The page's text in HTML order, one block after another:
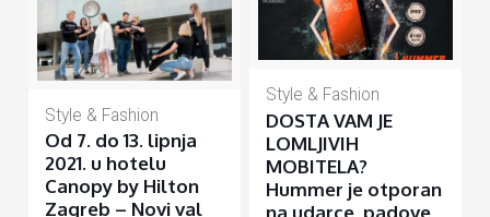
Style & Fashion
Od 7. do 13. lipnja
2021. u hotelu
Canopy by Hilton
Zagreb – Novi val
Style & Fashion
DOSTA VAM JE
LOMLJIVIH
MOBITELA?
Hummer je otporan
na udarce, padove,